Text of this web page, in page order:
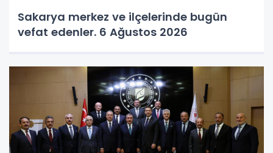
Sakarya merkez ve ilçelerinde bugün
vefat edenler. 6 Ağustos 2026